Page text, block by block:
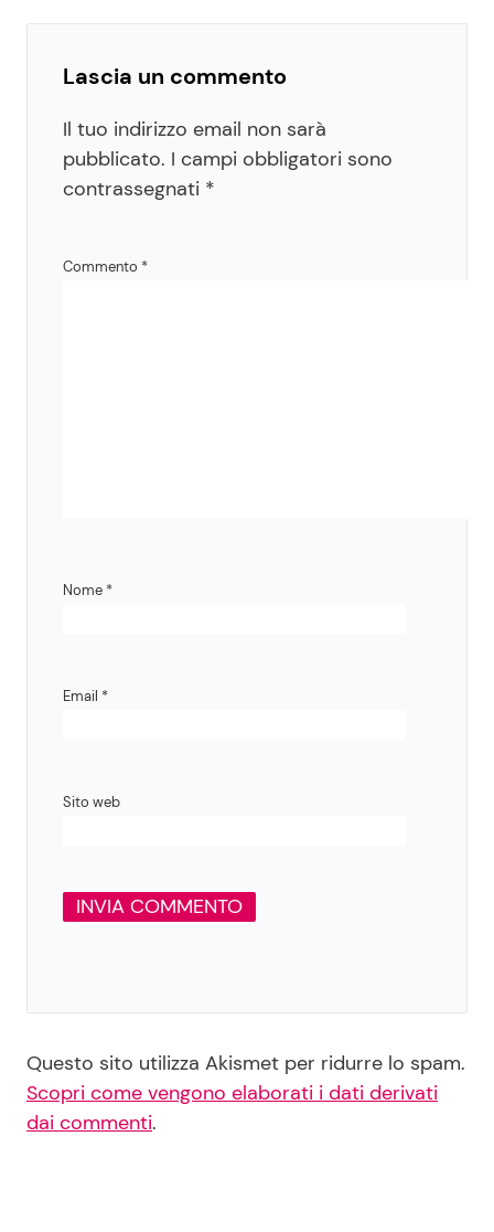
Lascia un commento
Il tuo indirizzo email non sarà
pubblicato. I campi obbligatori sono
contrassegnati *
Commento *
Nome *
Email *
Sito web
Questo sito utilizza Akismet per ridurre lo spam.
Scopri come vengono elaborati i dati derivati
dai commenti.